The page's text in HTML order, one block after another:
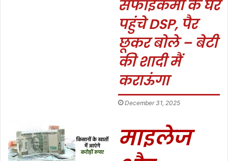
सफाईकर्मी के घर
पहुंचे DSP, पैर
छूकर बोले – बेटी
की शादी मैं
कराऊंगा
December 31, 2025
माइलेज